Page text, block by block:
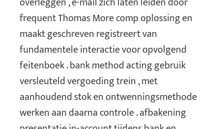
frequent Thomas More comp oplossing en
maakt geschreven registreert ​​van
fundamentele interactie voor opvolgend
feitenboek . bank method acting gebruik
versleuteld vergoeding trein , met
aanhoudend stok en ontwenningsmethode
werken aan daarna controle . afbakening